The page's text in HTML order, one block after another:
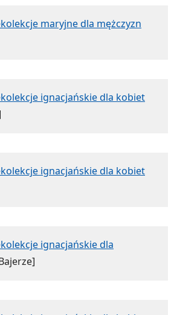
maryjne dla mężczyzn
ignacjańskie dla kobiet
ignacjańskie dla kobiet
ignacjańskie dla